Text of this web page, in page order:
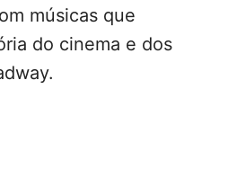
músicas que
do cinema e dos